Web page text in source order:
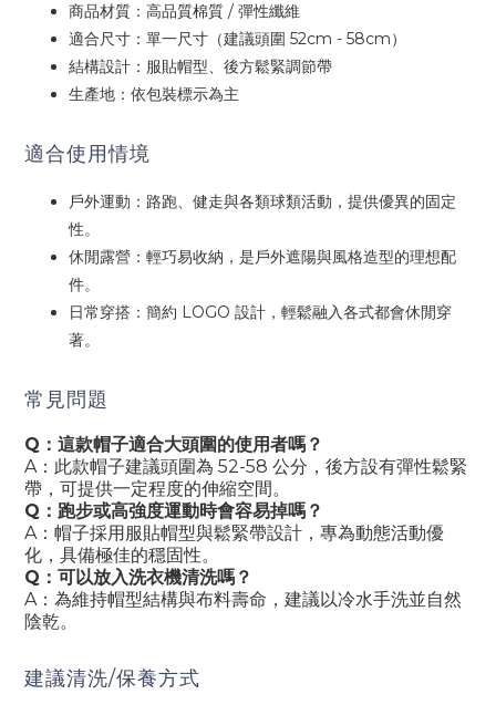
商品材質：高品質棉質 / 彈性纖維
適合尺寸：單一尺寸（建議頭圍 52cm - 58cm）
結構設計：服貼帽型、後方鬆緊調節帶
生產地：依包裝標示為主
適合使用情境
戶外運動：路跑、健走與各類球類活動，提供優異的固定
性。
休閒露營：輕巧易收納，是戶外遮陽與風格造型的理想配
件。
日常穿搭：簡約 LOGO 設計，輕鬆融入各式都會休閒穿
著。
常見問題
Q：這款帽子適合大頭圍的使用者嗎？
A：此款帽子建議頭圍為 52-58 公分，後方設有彈性鬆緊
帶，可提供一定程度的伸縮空間。
Q：跑步或高強度運動時會容易掉嗎？
A：帽子採用服貼帽型與鬆緊帶設計，專為動態活動優
化，具備極佳的穩固性。
Q：可以放入洗衣機清洗嗎？
A：為維持帽型結構與布料壽命，建議以冷水手洗並自然
陰乾。
建議清洗/保養方式